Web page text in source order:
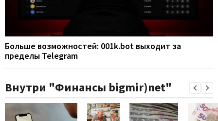
Больше возможностей: 001k.bot выходит за
пределы Telegram
Внутри "Финансы bigmir)net"